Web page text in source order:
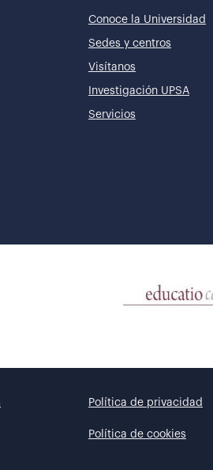
Conoce la Universidad
Sedes y centros
Visítanos
Investigación UPSA
Servicios
Política de privacidad
Política de cookies